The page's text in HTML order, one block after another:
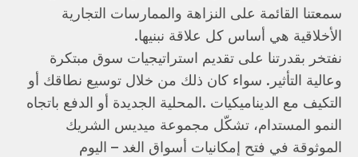
سمعتنا القائمة على النزاهة والممارسات التجارية
الأخلاقية هي أساس كل علاقة نبنيها.
نفتخر بقدرتنا على تقديم استراتيجيات سوق مبتكرة
وعالية التأثير. سواء كان ذلك من خلال توسيع نطاقك أو
التكيف مع الديناميكيات .المحلية الجديدة أو الدفع باتجاه
النمو المستدام، تشكّل مجموعة ميديس الشريك
الموثوقة في فتح إمكانيات أسواق الغد – اليوم